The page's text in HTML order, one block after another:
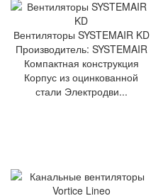
Вентиляторы SYSTEMAIR KD
Производитель: SYSTEMAIR
Компактная конструкция
Корпус из оцинкованной
стали Электродви...